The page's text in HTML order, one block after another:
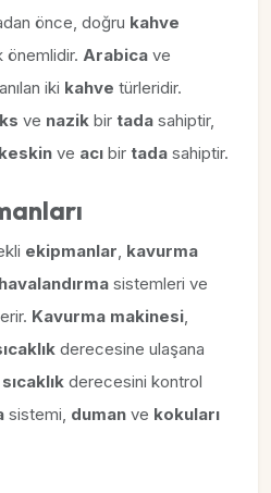
önce, doğru kahve
önemlidir. Arabica ve
iki kahve türleridir.
ve nazik bir tada sahiptir,
keskin ve acı bir tada sahiptir.
ekipmanlar, kavurma
havalandırma sistemleri ve
Kavurma makinesi,
derecesine ulaşana
sıcaklık derecesini kontrol
sistemi, duman ve kokuları